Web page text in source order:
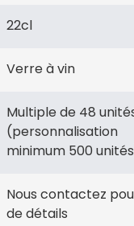
22cl
Verre à vin
Multiple de 48
(personnalisation
minimum 500
Nous contactez
de détails